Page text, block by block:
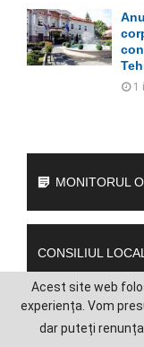
1
MONITORUL
CONSILIUL
DIRECȚIA
Acest site web
experiența. Vom
dar puteți renunța